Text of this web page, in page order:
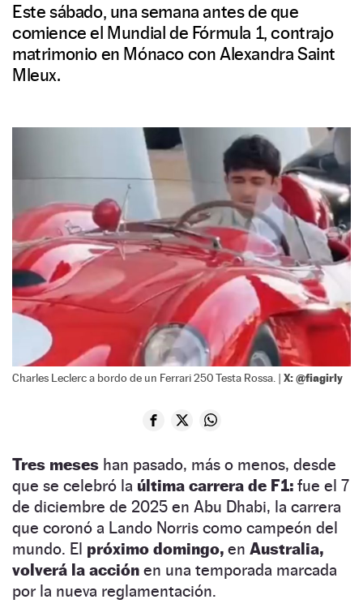
Este sábado, una semana antes de que
comience el Mundial de Fórmula 1, contrajo
matrimonio en Mónaco con Alexandra Saint
Mleux.
Charles Leclerc a bordo de un Ferrari 250 Testa Rossa. | X: @fiagirly
Tres meses han pasado, más o menos, desde
que se celebró la última carrera de F1: fue el 7
de diciembre de 2025 en Abu Dhabi, la carrera
que coronó a Lando Norris como campeón del
mundo. El próximo domingo, en Australia,
volverá la acción en una temporada marcada
por la nueva reglamentación.